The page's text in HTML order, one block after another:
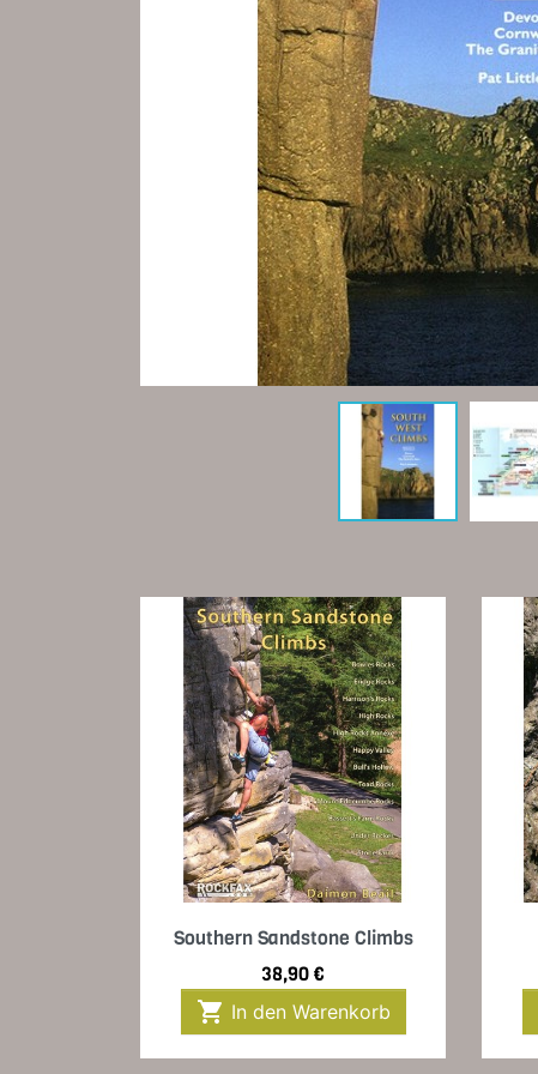
Vorschau
Southern Sandstone Climbs
Preis
38,90 €
 In den Warenkorb